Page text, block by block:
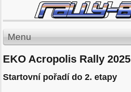
Menu
EKO Acropolis Rally 2025
Startovní pořadí do 2. etapy